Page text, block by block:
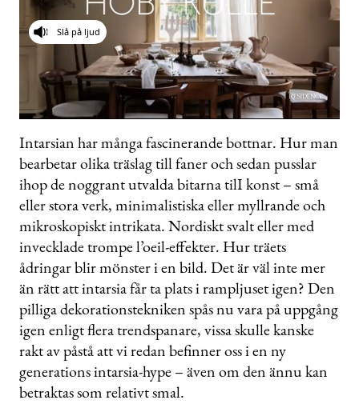
0
of
31
seconds
Slå på ljud
Intarsian har många fascinerande bottnar. Hur man
bearbetar olika träslag till faner och sedan pusslar
ihop de noggrant utvalda bitarna tilI konst – små
eller stora verk, minimalistiska eller myllrande och
mikroskopiskt intrikata. Nordiskt svalt eller med
invecklade trompe l’oeil-effekter. Hur träets
ådringar blir mönster i en bild. Det är väl inte mer
än rätt att intarsia får ta plats i rampljuset igen? Den
pilliga dekorationstekniken spås nu vara på uppgång
igen enligt flera trendspanare, vissa skulle kanske
rakt av påstå att vi redan befinner oss i en ny
generations intarsia-hype – även om den ännu kan
betraktas som relativt smal.